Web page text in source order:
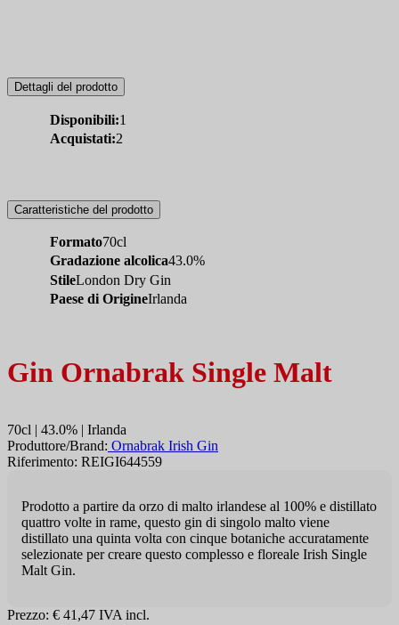
Dettagli del prodotto
Disponibili:1
Acquistati:2
Caratteristiche del prodotto
Formato70cl
Gradazione alcolica43.0%
StileLondon Dry Gin
Paese di OrigineIrlanda
Gin Ornabrak Single Malt
70cl | 43.0% | Irlanda
Produttore/Brand: Ornabrak Irish Gin
Riferimento: REIGI644559
Prodotto a partire da orzo di malto irlandese al 100% e distillato
quattro volte in rame, questo gin di singolo malto viene
distillato una quinta volta con cinque botaniche accuratamente
selezionate per creare questo complesso e floreale Irish Single
Malt Gin.
Prezzo: € 41,47 IVA incl.